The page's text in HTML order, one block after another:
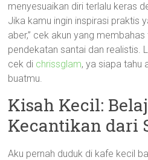
menyesuaikan diri terlalu keras
Jika kamu ingin inspirasi praktis
aber,” cek akun yang
pendekatan santai dan realistis.
cek di chrissglam, ya siapa tahu
buatmu.
Kisah Kecil:
Kecantikan dari
Aku pernah duduk di kafe kecil